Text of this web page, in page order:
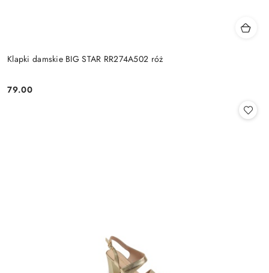
Klapki damskie BIG STAR RR274A502 róż
Cena:
79.00